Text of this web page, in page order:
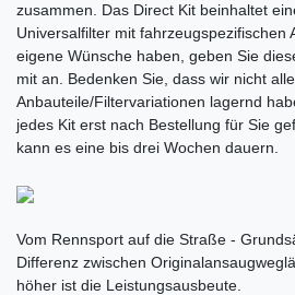
zusammen. Das Direct Kit beinhaltet
Universalfilter mit fahrzeugspezifischen
eigene Wünsche haben, geben Sie
mit an. Bedenken Sie, dass wir nicht alle
Anbauteile/Filtervariationen lagernd
jedes Kit erst nach Bestellung für Sie
kann es eine bis drei Wochen dauern.
Vom Rennsport auf die Straße -
Differenz zwischen
höher ist die Leistungsausbeute.